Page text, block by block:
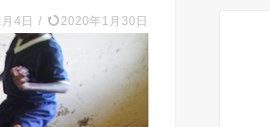
4日 / 2020年1月30日